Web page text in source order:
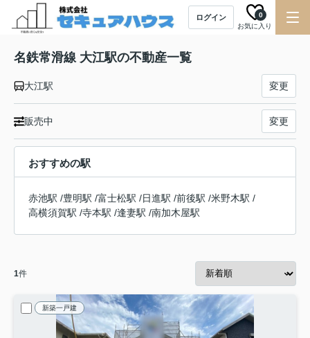
ログイン
お気に入り
0
名鉄常滑線 大江駅の不動産一覧
大江駅 変更
販売中 変更
おすすめの駅
赤池駅 /豊明駅 /富士松駅 /日進駅 /前後駅 /米野木駅 /
高横須賀駅 /寺本駅 /逢妻駅 /南加木屋駅
1件
新築一戸建